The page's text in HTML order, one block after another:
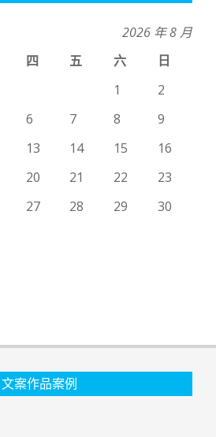
2026 年 8 月
四 五 六
日
1
2
6 7 8
9
13 14 15
16
20 21 22
23
27 28 29
30
文案作品案例